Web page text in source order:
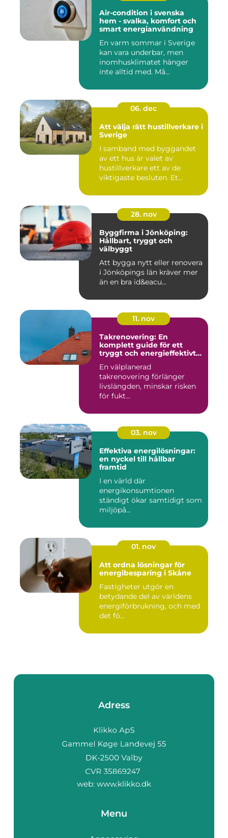
Air-condition i svenska
hem - svalka, komfort och
smart energianvändning
En varm sommar i Sverige
kan vara underbar, men
inomhusklimatet hänger
inte alltid med. Må...
06. dec
Att välja rätt hustillverkare i
Sverige
I samband med byggandet
av ett hus är valet av
hustillverkare ett av de
viktigaste besluten. Et...
28. nov
Byggfirma i Jönköping:
Hållbart, tryggt och
välbyggt
Att bygga nytt eller renovera
i Jönköpings län kräver mer
än en bra id&eacu...
11. nov
Takrenovering: En
komplett guide för ett
tryggt och energieffektivt
En välplanerad
takrenovering förlänger
livslängden, minskar risken
för fukt...
03. nov
Effektiva energilösningar:
en nyckel till hållbar
framtid
I en värld där
energikonsumtionen
ständigt ökar samtidigt som
miljöpå...
01. nov
Att ordna lösningar för
energibesparing i Skåne
Fastigheter utgör en
betydande del av världens
energiförbrukning, och med
det fö...
Adress
web: www.klikko.dk
Menu